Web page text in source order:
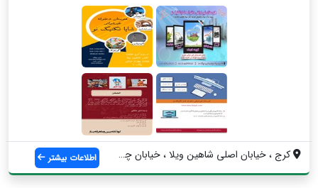
کرج ، خیابان اصلی شاهین ویلا ، خیابان چه... اطلاعات بیشتر